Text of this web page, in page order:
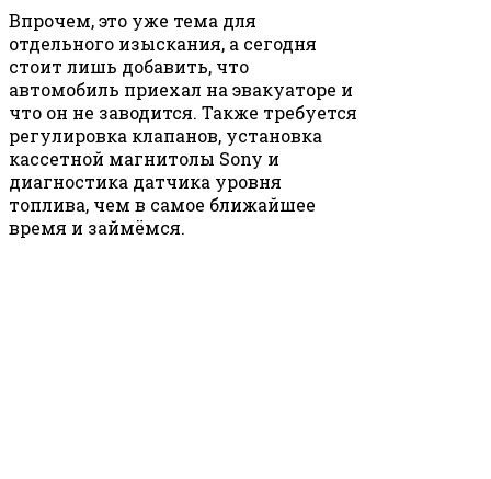
Впрочем, это уже тема для
отдельного изыскания, а сегодня
стоит лишь добавить, что
автомобиль приехал на эвакуаторе и
что он не заводится. Также требуется
регулировка клапанов, установка
кассетной магнитолы Sony и
диагностика датчика уровня
топлива, чем в самое ближайшее
время и займёмся.